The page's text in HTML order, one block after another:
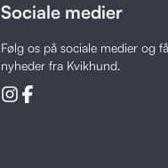
Sociale medier
Følg os på sociale medier og
nyheder fra Kvikhund.